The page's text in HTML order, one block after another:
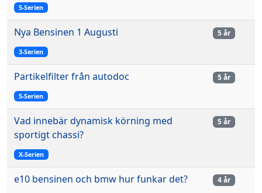
5-Serien
Nya Bensinen 1 Augusti
3-Serien
5 år
Partikelfilter från autodoc
5-Serien
5 år
Vad innebär dynamisk körning med
sportigt chassi?
X-Serien
5 år
e10 bensinen och bmw hur funkar det? 4 år